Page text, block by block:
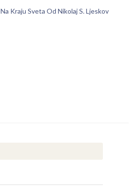
Na Kraju Sveta Od Nikolaj S. Ljeskov